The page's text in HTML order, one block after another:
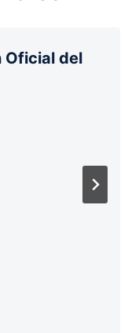
Oficial del